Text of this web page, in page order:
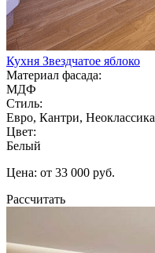
Кухня Звездчатое яблоко
Материал фасада:
МДФ
Стиль:
Евро, Кантри, Неоклассика
Цвет:
Белый
Цена: от 33 000 руб.
Рассчитать